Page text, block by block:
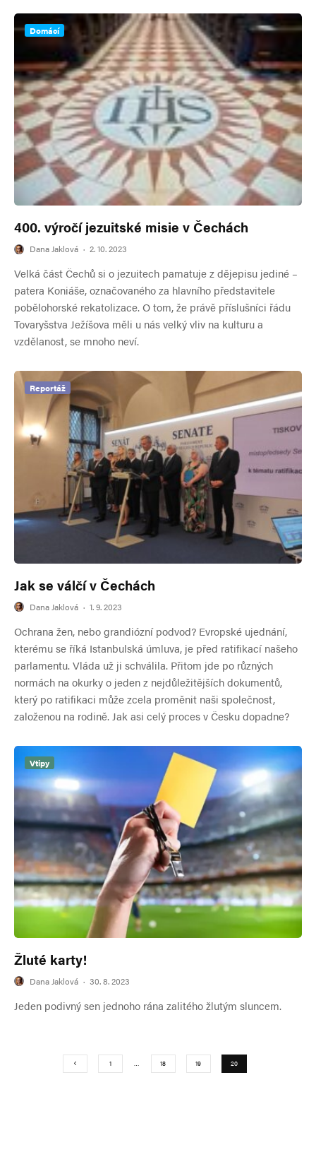
Domácí
400. výročí jezuitské misie v Čechách
Dana Jaklová · 2. 10. 2023
Velká část Čechů si o jezuitech pamatuje z dějepisu jediné –
patera Koniáše, označovaného za hlavního představitele
pobělohorské rekatolizace. O tom, že právě příslušníci řádu
Tovaryšstva Ježíšova měli u nás velký vliv na kulturu a
vzdělanost, se mnoho neví.
Reportáž
Jak se válčí v Čechách
Dana Jaklová · 1. 9. 2023
Ochrana žen, nebo grandiózní podvod? Evropské ujednání,
kterému se říká Istanbulská úmluva, je před ratifikací našeho
parlamentu. Vláda už ji schválila. Přitom jde po různých
normách na okurky o jeden z nejdůležitějších dokumentů,
který po ratifikaci může zcela proměnit naši společnost,
založenou na rodině. Jak asi celý proces v Česku dopadne?
Vtipy
Žluté karty!
Dana Jaklová · 30. 8. 2023
Jeden podivný sen jednoho rána zalitého žlutým sluncem.
1 … 18 19 20